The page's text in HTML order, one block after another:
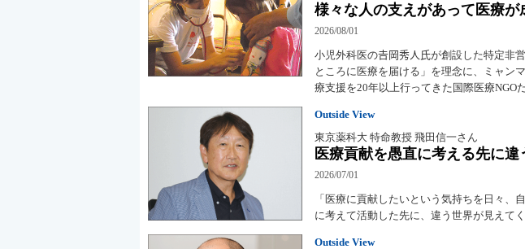
様々な人の支えがあって医療が
2026/08/01
小児外科医の𠮷岡秀人氏が創設した特定非
ところに医療を届ける」を理念に、ミャン
療支援を20年以上行ってきた国際医療NGOだ
Outside View
東京薬科大 特命教授 飛田信一さん
医療貢献を愚直に考える先に違
2026/07/01
「医療に貢献したいという気持ちを日々、
に考えて活動した先に、違う世界が見えて
Outside View